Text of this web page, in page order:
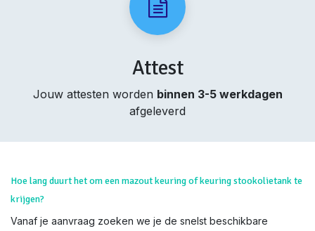
Attest
Jouw attesten worden binnen 3-5 werkdagen
afgeleverd
Hoe lang duurt het om een mazout keuring of keuring stookolietank te
krijgen?
Vanaf je aanvraag zoeken we je de snelst beschikbare